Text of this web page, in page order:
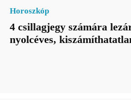
Horoszkóp
4 csillagjegy számára
nyolcéves,